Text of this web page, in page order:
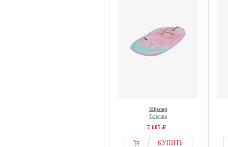
Slipstop
Тапочки
7 605 ₽
КУПИТЬ